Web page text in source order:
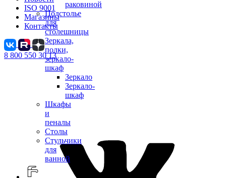
раковиной
Подстолье
для
столешницы
Зеркала,
полки,
зеркало-
шкаф
Зеркало
Зеркало-
шкаф
Шкафы
и
пеналы
Столы
Стульчики
для
ванной
ISO 9001
Магазины
Контакты
8 800 550 30 13